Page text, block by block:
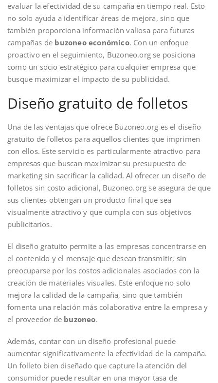
evaluar la efectividad de su campaña en tiempo real. Esto
no solo ayuda a identificar áreas de mejora, sino que
también proporciona información valiosa para futuras
campañas de buzoneo económico. Con un enfoque
proactivo en el seguimiento, Buzoneo.org se posiciona
como un socio estratégico para cualquier empresa que
busque maximizar el impacto de su publicidad.
Diseño gratuito de folletos
Una de las ventajas que ofrece Buzoneo.org es el diseño
gratuito de folletos para aquellos clientes que imprimen
con ellos. Este servicio es particularmente atractivo para
empresas que buscan maximizar su presupuesto de
marketing sin sacrificar la calidad. Al ofrecer un diseño de
folletos sin costo adicional, Buzoneo.org se asegura de que
sus clientes obtengan un producto final que sea
visualmente atractivo y que cumpla con sus objetivos
publicitarios.
El diseño gratuito permite a las empresas concentrarse en
el contenido y el mensaje que desean transmitir, sin
preocuparse por los costos adicionales asociados con la
creación de materiales visuales. Este enfoque no solo
mejora la calidad de la campaña, sino que también
fomenta una relación más colaborativa entre la empresa y
el proveedor de buzoneo.
Además, contar con un diseño profesional puede
aumentar significativamente la efectividad de la campaña.
Un folleto bien diseñado que capture la atención del
consumidor puede resultar en una mayor tasa de